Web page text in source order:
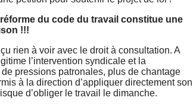
du code du travail constitue une
!!!
rien à voir avec le droit à consultation. A
l’intervention syndicale et la
pressions patronales, plus de chantage
à la direction d’appliquer directement son
d’obliger le travail le dimanche.